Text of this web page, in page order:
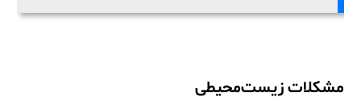
مشکلات زیست‌محیطی